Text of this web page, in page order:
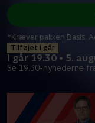
Tilføjet i går
I går 19.30 • 5.
Se 19.30-nyhederne
*Kræver pakken Basis.